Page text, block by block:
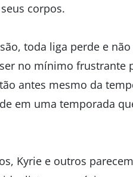
corpos.
toda liga perde e
no mínimo frustrante
antes mesmo da
em uma temporada
Kyrie e outros